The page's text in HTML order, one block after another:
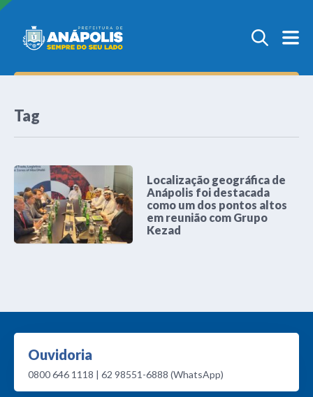
Tag
Localização geográfica de
Anápolis foi destacada
como um dos pontos altos
em reunião com Grupo
Kezad
Ouvidoria
0800 646 1118 | 62 98551-6888 (WhatsApp)